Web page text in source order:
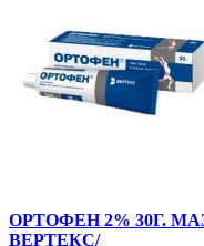
ОРТОФЕН 2% 30Г.
ВЕРТЕКС/